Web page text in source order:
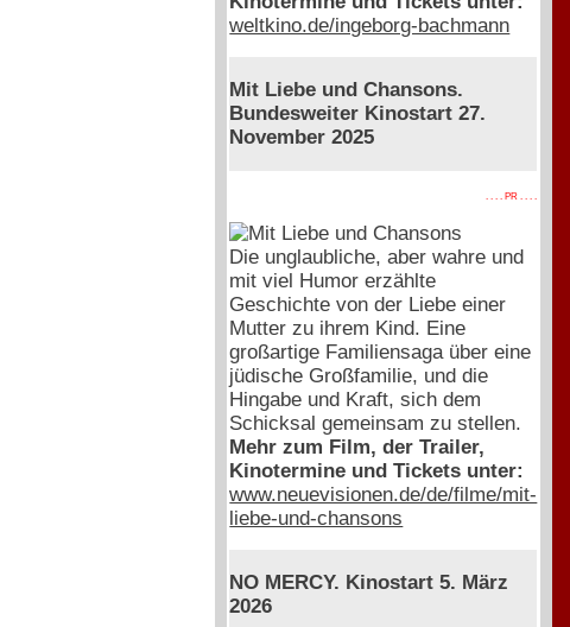
weltkino.de/ingeborg-bachmann
Mit Liebe und Chansons.
Bundesweiter Kinostart 27.
November 2025
. . . . PR . . . .
Die unglaubliche, aber wahre und
mit viel Humor erzählte
Geschichte von der Liebe einer
Mutter zu ihrem Kind. Eine
großartige Familiensaga über eine
jüdische Großfamilie, und die
Hingabe und Kraft, sich dem
Schicksal gemeinsam zu stellen.
Mehr zum Film, der Trailer,
Kinotermine und Tickets unter:
www.neuevisionen.de/de/filme/mit-
liebe-und-chansons
NO MERCY. Kinostart 5. März
2026